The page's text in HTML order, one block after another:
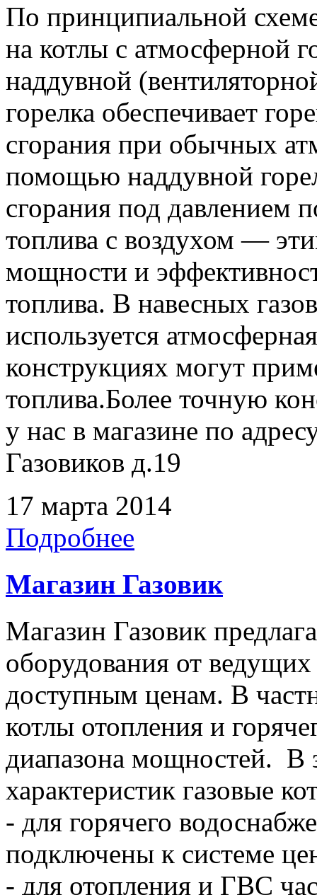
По принципиальной
на котлы с атмосферной
наддувной
горелка обеспечивает
сгорания при обычных
помощью наддувной
сгорания под давлением
топлива с воздухом —
мощности и
топлива. В навесных
используется
конструкциях могут
топлива.Более точную
у нас в магазине по
Газовиков д.19
17 марта 2014
Подробнее
Магазин Газовик
Магазин Газовик
оборудования от
доступным ценам. В
котлы отопления и
диапазона мощностей. В
характеристик газовые
- для горячего
подключены к системе
- для отопления и ГВС